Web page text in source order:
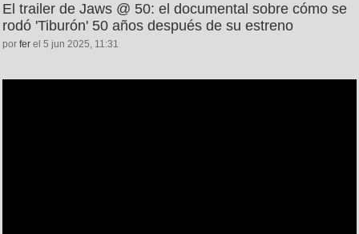
El trailer de Jaws @ 50: el documental sobre cómo se
rodó 'Tiburón' 50 años después de su estreno
por fer el 5 jun 2025, 11:31